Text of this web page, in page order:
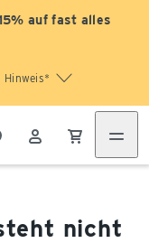
auf fast alles
Hinweis*
nicht